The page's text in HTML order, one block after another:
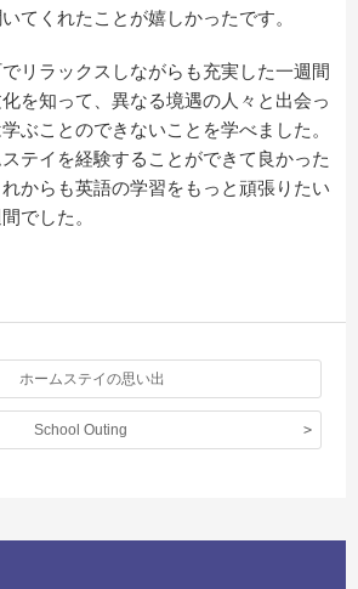
てくれたことが嬉しかったです。
リラックスしながらも充実した一週間
を知って、異なる境遇の人々と出会っ
ぶことのできないことを学べました。
テイを経験することができて良かった
からも英語の学習をもっと頑張りたい
でした。
ホームステイの思い出
School Outing